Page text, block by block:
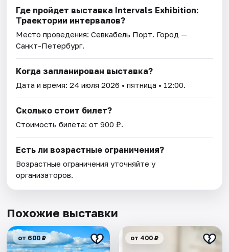
Где пройдет выставка Intervals Exhibition:
Траектории интервалов?
Место проведения:Севкабель Порт. Город —
Санкт-Петербург.
Когда запланирован выставка?
Дата и время:24 июля 2026 • пятница • 12:00.
Сколько стоит билет?
Стоимость билета: от 900 ₽.
Есть ли возрастные ограничения?
Возрастные ограничения уточняйте у
организаторов.
Похожие выставки
от 600 ₽ от 400 ₽